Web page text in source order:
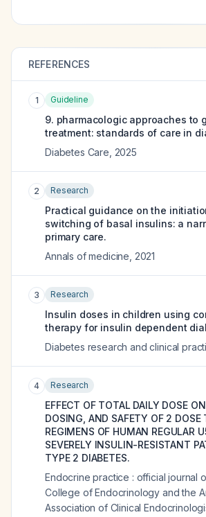
REFERENCES
1 Guideline
9. pharmacologic approaches to
treatment: standards of care in
Diabetes Care 2025
2 Research
Practical guidance on the
switching of basal insulins: a
primary care.
Annals of medicine 2021
3 Research
Insulin doses in children using
therapy for insulin dependent
Diabetes research and clinical
4 Research
EFFECT OF TOTAL DAILY DOSE ON
DOSING, AND SAFETY OF 2 DOSE
REGIMENS OF HUMAN REGULAR
SEVERELY INSULIN-RESISTANT
TYPE 2 DIABETES.
Endocrine practice : official journal
College of Endocrinology and the
Association of Clinical